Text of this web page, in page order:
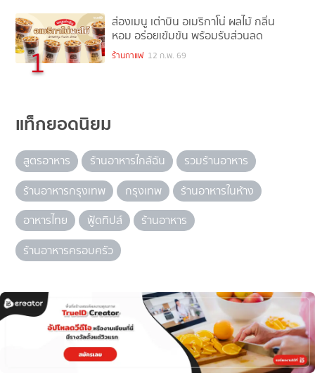
1
ส่องเมนู เต่าบิน อเมริกาโน่ ผลไม้ กลิ่น
หอม อร่อยเข้มข้น พร้อมรับส่วนลด
ร้านกาแฟ 12 ก.พ. 69
แท็กยอดนิยม
สูตรอาหาร ร้านอาหารใกล้ฉัน
รวมร้านอาหาร
ร้านอาหารกรุงเทพ
กรุงเทพ
ร้านอาหารในห้าง
อาหารไทย
ฟู้ดทิปส์
ร้านอาหาร
ร้านอาหารครอบครัว